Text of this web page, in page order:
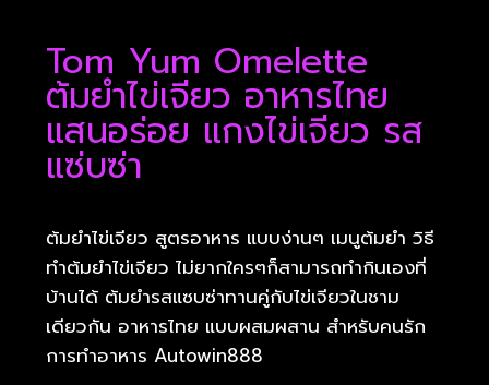
Tom Yum Omelette
ต้มยำไข่เจียว อาหารไทย
แสนอร่อย แกงไข่เจียว รส
แซ่บซ่า
ต้มยำไข่เจียว สูตรอาหาร แบบง่านๆ เมนูต้มยำ วิธี
ทำต้มยำไข่เจียว ไม่ยากใครๆก็สามารถทำกินเองที่
บ้านได้ ต้มยำรสแซบซ่าทานคู่กับไข่เจียวในชาม
เดียวกัน อาหารไทย แบบผสมผสาน สำหรับคนรัก
การทำอาหาร Autowin888